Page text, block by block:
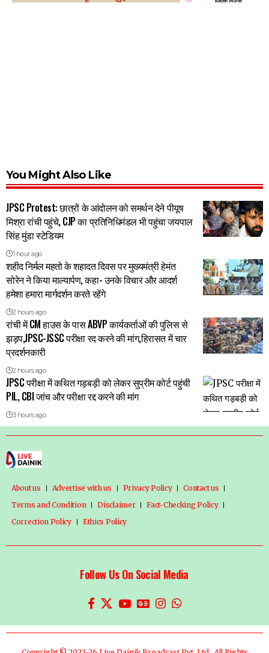
You Might Also Like
JPSC Protest: छात्रों के आंदोलन को समर्थन देने पीयूष
मिश्रा रांची पहुंचे, CJP का प्रतिनिधिमंडल भी पहुंचा जयपाल
सिंह मुंडा स्टेडियम
1 hour ago
शहीद निर्मल महतो के शहादत दिवस पर मुख्यमंत्री हेमंत
सोरेन ने किया माल्यार्पण, कहा- उनके विचार और आदर्श
हमेशा हमारा मार्गदर्शन करते रहेंगे
2 hours ago
रांची में CM हाउस के पास ABVP कार्यकर्ताओं की पुलिस से
झड़प,JPSC-JSSC परीक्षा रद करने की मांग,हिरासत में चार
प्रदर्शनकारी
2 hours ago
JPSC परीक्षा में कथित गड़बड़ी को लेकर सुप्रीम कोर्ट पहुंची
PIL, CBI जांच और परीक्षा रद्द करने की मांग
3 hours ago
About us Advertise with us Privacy Policy
Contact us
Terms and Condition
Disclaimer
Fact-Checking Policy
Correction Policy
Ethics Policy
Follow Us On Social Media